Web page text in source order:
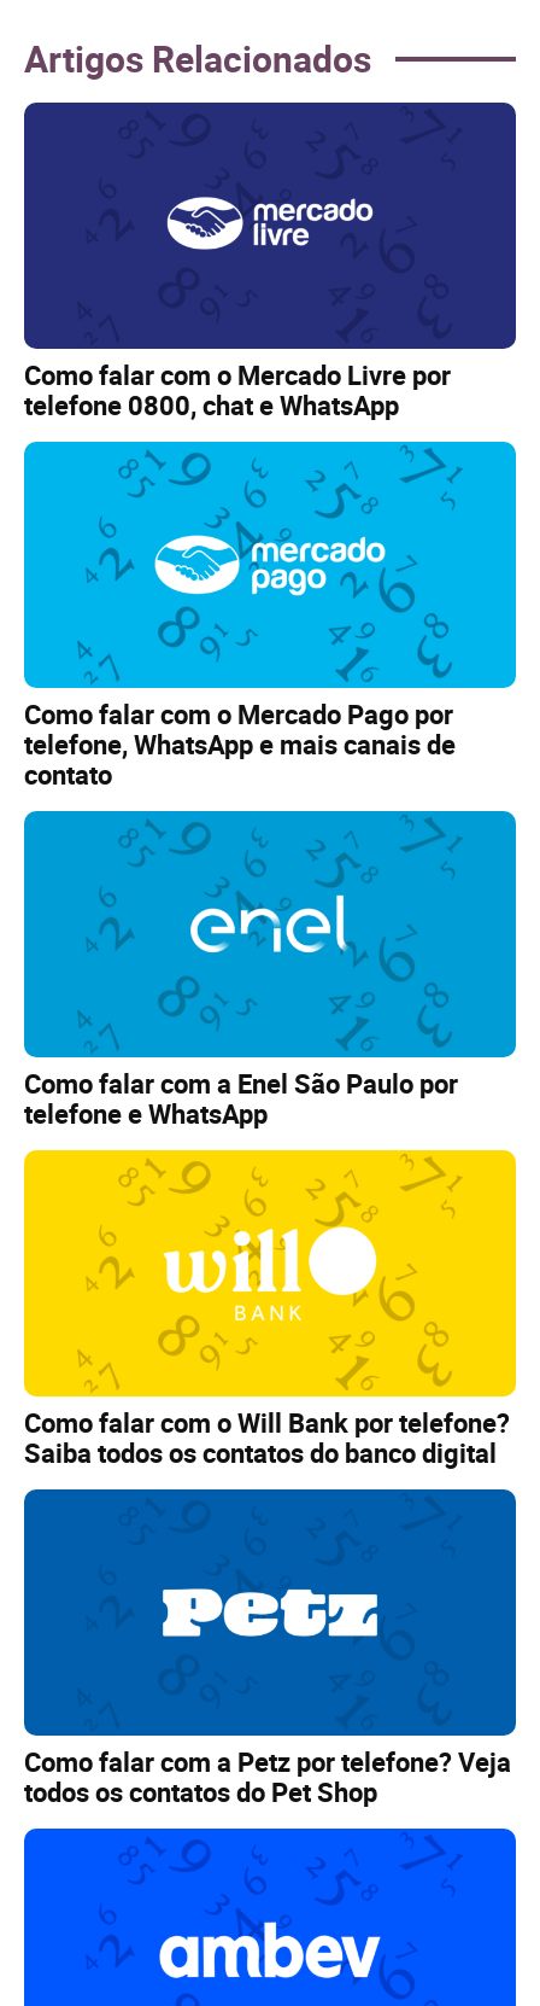
Artigos Relacionados
Como falar com o Mercado Livre por
telefone 0800, chat e WhatsApp
Como falar com o Mercado Pago por
telefone, WhatsApp e mais canais de
contato
Como falar com a Enel São Paulo por
telefone e WhatsApp
Como falar com o Will Bank por telefone?
Saiba todos os contatos do banco digital
Como falar com a Petz por telefone? Veja
todos os contatos do Pet Shop